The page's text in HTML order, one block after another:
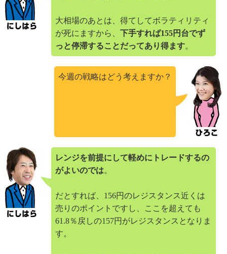
大相場のあとは、得てしてボラティリティ
が死にますから、 下手すれば155円台でず
っと停滞することだってあり得ます。
今週の戦略はどう考えますか？
レンジを前提にして軽めにトレードするの
がよいのでは。
だとすれば、156円のレジスタンス近くは
売りのポイントですし、ここを超えても
61.8％戻しの157円がレジスタンスとなりま
す。